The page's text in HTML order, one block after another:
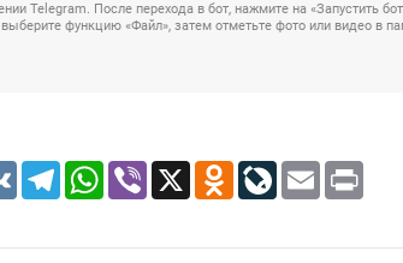
Telegram. После перехода в бот, нажмите на «Запустить
функцию «Файл», затем отметьте фото или видео в
VK TelegramWhatsApp
Viber X Odnoklassniki
LiveJournal
Email